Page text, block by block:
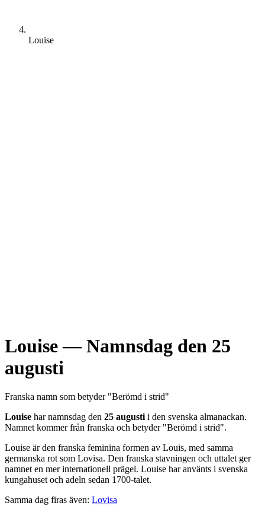
Louise
Louise— Namnsdag den 25
augusti
Franska namn som betyder "Berömd i strid"
Louise har namnsdag den 25 augustii den svenska almanackan.
Namnet kommer från franska och betyder "Berömd i strid".
Louise är den franska feminina formen av Louis, med samma
germanska rot som Lovisa. Den franska stavningen och uttalet ger
namnet en mer internationell prägel. Louise har använts i svenska
kungahuset och adeln sedan 1700-talet.
Samma dag firas även: Lovisa